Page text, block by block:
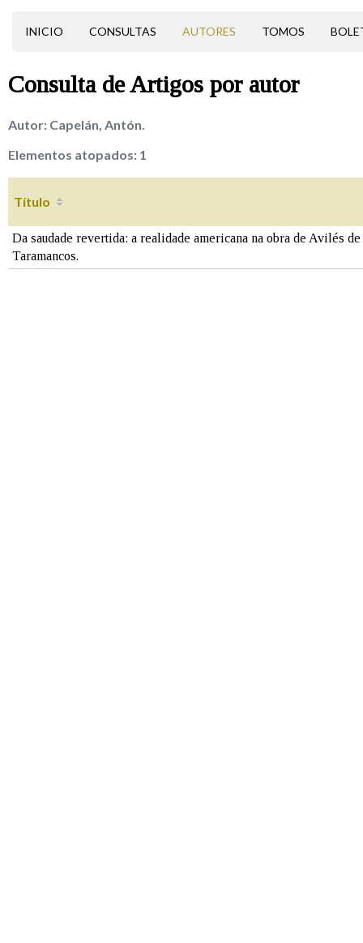
INICIO CONSULTAS AUTORES TOMOS
Consulta deArtigos por autor
Autor: Capelán, Antón.
Elementos atopados: 1
Título
Da saudade revertida: a realidade americana na obra de Avilés de
Taramancos.